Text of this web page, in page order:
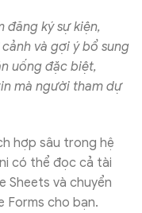
ký sự kiện,
và gợi ý bổ sung
uống đặc biệt,
mà người tham dự
hợp sâu trong hệ
có thể đọc cả tài
Sheets và chuyển
Forms cho bạn.